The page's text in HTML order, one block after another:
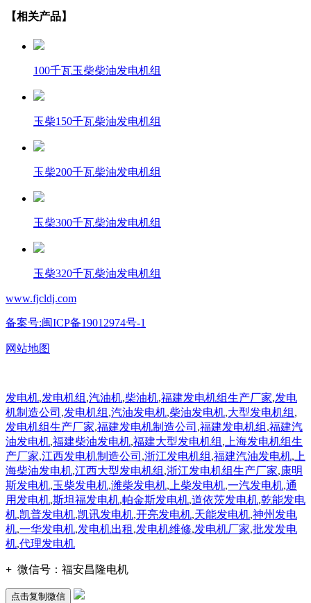
【相关产品】
100千瓦玉柴柴油发电机组
玉柴150千瓦柴油发电机组
玉柴200千瓦柴油发电机组
玉柴300千瓦柴油发电机组
玉柴320千瓦柴油发电机组
www.fjcldj.com
备案号:闽ICP备19012974号-1
网站地图
发电机,发电机组 ,汽油机,柴油机,福建发电机组生产厂家,发电
机制造公司 ,发电机组 ,汽油发电机,柴油发电机,大型发电机组 ,
发电机组生产厂家,福建发电机制造公司 ,福建发电机组 ,福建汽
油发电机,福建柴油发电机,福建大型发电机组 , 上海发电机组生
产厂家,江西发电机制造公司 ,浙江发电机组 ,福建汽油发电机, 上
海柴油发电机,江西大型发电机组 ,浙江发电机组生产厂家,康明
斯发电机,玉柴发电机,潍柴发电机, 上柴发电机,一汽发电机,通
用发电机,斯坦福发电机,帕金斯发电机,道依茨发电机,乾能发电
机,凯普发电机,凯讯发电机,开亮发电机,天能发电机,神州发电
机,一华发电机,发电机出租 ,发电机维修,发电机厂家,批发发电
机,代理发电机
+ 微信号： 福安昌隆电机
点击复制微信